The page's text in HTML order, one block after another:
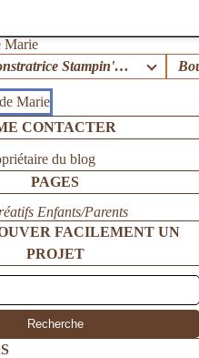
Démonstratrice Stampin'Up !
CONTACTER
du blog
PAGES
Enfants/Parents
FACILEMENT UN
PROJET